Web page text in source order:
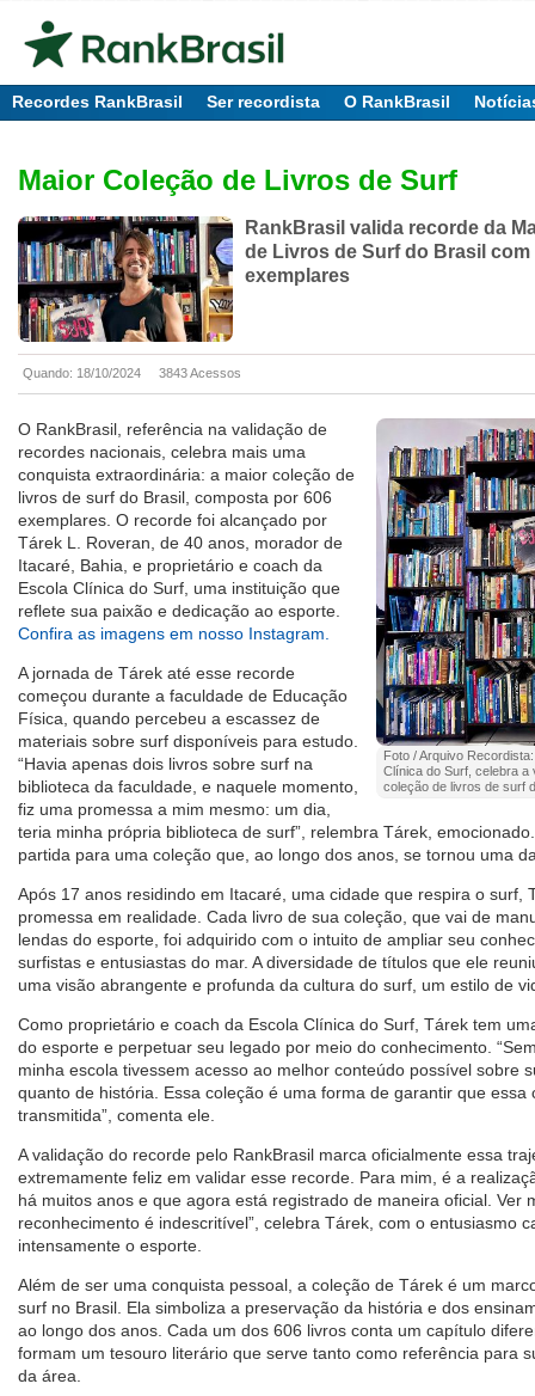
Recordes RankBrasil Ser recordista O RankBrasil
Maior Coleção de Livros de Surf
RankBrasil valida recorde da
de Livros de Surf do Brasil com
exemplares
Quando: 18/10/2024 3843 Acessos
Foto / Arquivo
Clínica do Surf, celebra a
coleção de livros de surf
O RankBrasil, referência na validação de
recordes nacionais, celebra mais uma
conquista extraordinária: a maior coleção de
livros de surf do Brasil, composta por 606
exemplares. O recorde foi alcançado por
Tárek L. Roveran, de 40 anos, morador de
Itacaré, Bahia, e proprietário e coach da
Escola Clínica do Surf, uma instituição que
reflete sua paixão e dedicação ao esporte.
Confira as imagens em nosso Instagram.
A jornada de Tárek até esse recorde
começou durante a faculdade de Educação
Física, quando percebeu a escassez de
materiais sobre surf disponíveis para estudo.
“Havia apenas dois livros sobre surf na
biblioteca da faculdade, e naquele momento,
fiz uma promessa a mim mesmo: um dia,
teria minha própria biblioteca de surf”, relembra Tárek,
partida para uma coleção que, ao longo dos anos, se tornou uma
Após 17 anos residindo em Itacaré, uma cidade que respira o surf,
promessa em realidade. Cada livro de sua coleção, que vai de
lendas do esporte, foi adquirido com o intuito de ampliar seu
surfistas e entusiastas do mar. A diversidade de títulos que ele
uma visão abrangente e profunda da cultura do surf, um estilo de
Como proprietário e coach da Escola Clínica do Surf, Tárek tem
do esporte e perpetuar seu legado por meio do conhecimento.
minha escola tivessem acesso ao melhor conteúdo possível sobre
quanto de história. Essa coleção é uma forma de garantir que essa
transmitida”, comenta ele.
A validação do recorde pelo RankBrasil marca oficialmente essa
extremamente feliz em validar esse recorde. Para mim, é a
há muitos anos e que agora está registrado de maneira oficial. Ver
reconhecimento é indescritível”, celebra Tárek, com o entusiasmo
intensamente o esporte.
Além de ser uma conquista pessoal, a coleção de Tárek é um
surf no Brasil. Ela simboliza a preservação da história e dos
ao longo dos anos. Cada um dos 606 livros conta um capítulo
formam um tesouro literário que serve tanto como referência para
da área.